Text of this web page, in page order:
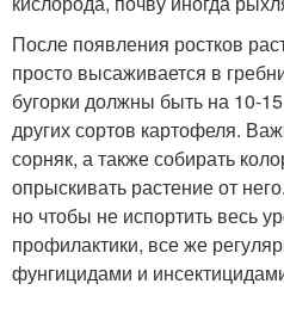
После появления ростков
просто высаживается в
бугорки должны быть на 10-
других сортов картофеля.
сорняк, а также собирать
опрыскивать растение от
но чтобы не испортить весь
профилактики, все же
фунгицидами и